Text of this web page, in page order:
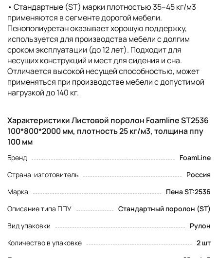
• Стандартные (ST) марки плотностью 35–45 кг/м3
применяются в сегменте дорогой мебели.
Пенополиуретан оказывает хорошую поддержку,
используется для производства мебели с долгим
сроком эксплуатации (до 12 лет). Подходит для
несущих конструкций и мест для сидения и сна.
Отличается высокой несущей способностью, может
применяться при производстве мебели с допустимой
нагрузкой до 140 кг.
Характеристики Листовой поролон Foamline ST2536
100*800*2000 мм, плотность 25 кг/м3, толщина ппу
100 мм
Бренд
FoamLine
Страна-изготовитель
Россия
Марка
Пена ST:2536
Описание типа ППУ
Стандартный поролон (ST)
Вид упаковки
Рулон
Количество в упаковке
2 шт